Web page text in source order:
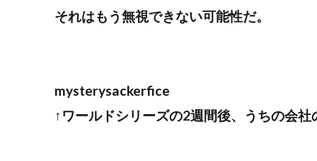
それはもう無視できない可能性だ。
mysterysackerfice
↑ワールドシリーズの2週間後、うちの会